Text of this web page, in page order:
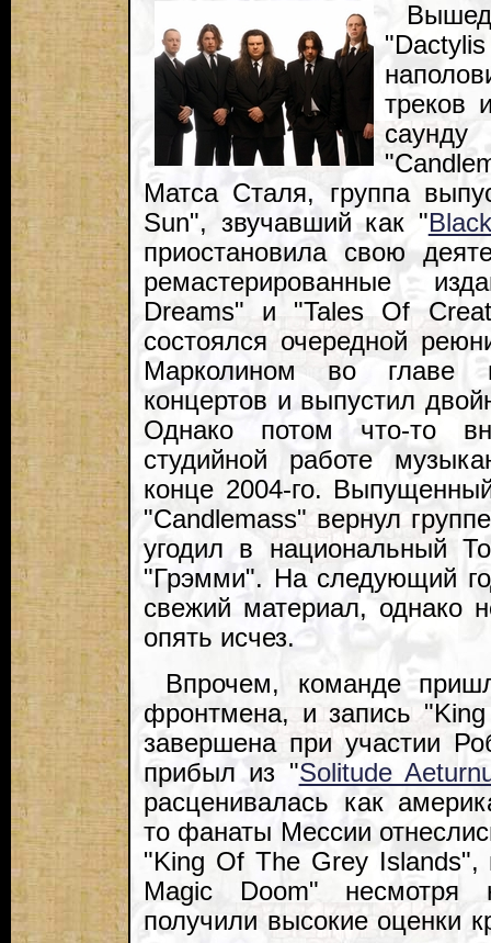
треков
Матса Сталя, группа
Sun", звучавший как "
приостановила свою
ремастерированные
Dreams" и "Tales Of
состоялся очередной
Марколином во главе
концертов и выпустил
Однако потом что-то
студийной работе
конце 2004-го.
"Candlemass" вернул
угодил в национальный
"Грэмми". На следующий
свежий материал, однако
опять исчез.
Впрочем, команде
фронтмена, и запись
завершена при участии
прибыл из "Solitude
расценивалась как
то фанаты Мессии
"King Of The Grey Islands",
Magic Doom" несмотря
получили высокие оценки